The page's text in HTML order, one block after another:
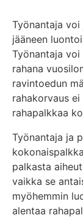
Työnantaja
jääneen
Työnantaja
rahana
ravintoedun
rahakorvaus
rahapalkkaa
Työnantaja ja
palkasta
vaikka se
myöhemmin
alentaa